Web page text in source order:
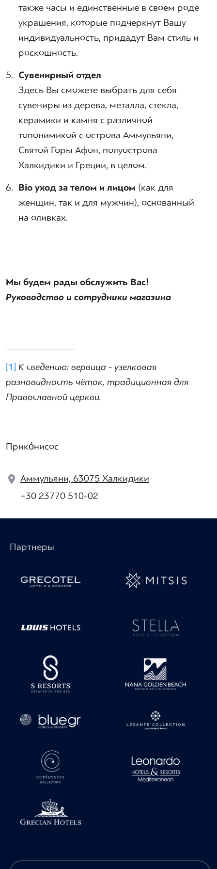
также часы и единственные в своем роде
украшения, которые подчеркнут Вашу
индивидуальность, придадут Вам стиль и
роскошность.
Сувенирный отдел
Здесь Вы сможете выбрать для себя
сувениры из дерева, металла, стекла,
керамики и камня с различной
топонимикой с острова Аммульяни,
Святой Горы Афон, полуострова
Халкидики и Греции, в целом.
Bioуход за телом и лицом (как для
женщин, так и для мужчин), основанный
на оливках.
Мы будем рады обслужить Вас!
Руководство и сотрудники магазина
[1] К сведению: вервица - узелковая
разновидность чёток, традиционная для
Православной церкви.
Прико́нисос
Аммульяни, 63075 Халкидики
+30 23770 510-02
Партнеры